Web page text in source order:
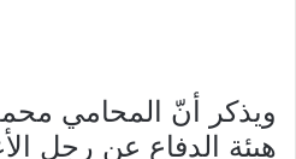
ويذكر أنّ المحامي
هيئة الدفاع عن رجل